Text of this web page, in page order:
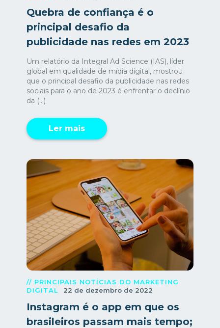
Quebra de confiança é o
principal desafio da
publicidade nas redes em 2023
Um relatório da Integral Ad Science (IAS), líder
global em qualidade de mídia digital, mostrou
que o principal desafio da publicidade nas redes
sociais para o ano de 2023 é enfrentar o declínio
da (...)
Ler mais
// PRINCIPAIS NOTÍCIAS DO MARKETING
DIGITAL
22 de dezembro de 2022
Instagram é o app em que os
brasileiros passam mais tempo;